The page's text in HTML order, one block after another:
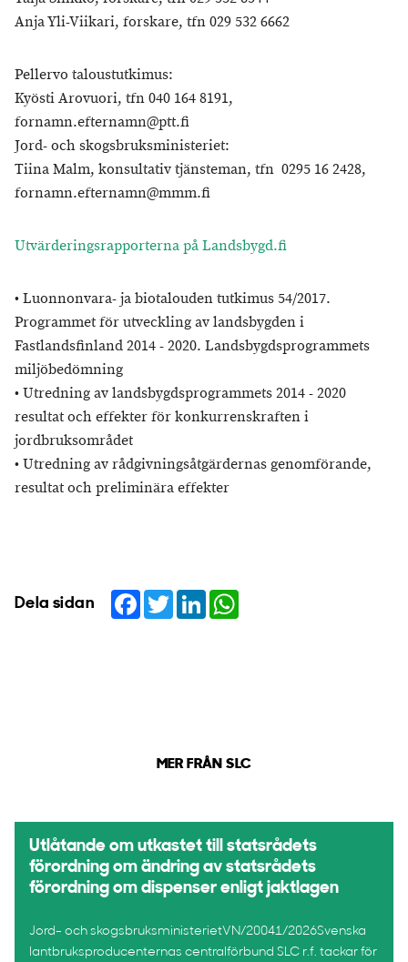
Anja Yli-Viikari, forskare, tfn 029 532 6662
Pellervo taloustutkimus:
Kyösti Arovuori, tfn 040 164 8191,
fornamn.efternamn@ptt.fi
Jord- och skogsbruksministeriet:
Tiina Malm, konsultativ tjänsteman, tfn 0295 16 2428,
fornamn.efternamn@mmm.fi
Utvärderingsrapporterna på Landsbygd.fi
• Luonnonvara- ja biotalouden tutkimus 54/2017.
Programmet för utveckling av landsbygden i
Fastlandsfinland 2014 - 2020. Landsbygdsprogrammets
miljöbedömning
• Utredning av landsbygdsprogrammets 2014 - 2020
resultat och effekter för konkurrenskraften i
jordbruksområdet
• Utredning av rådgivningsåtgärdernas genomförande,
resultat och preliminära effekter
Dela sidan Facebook
TwitterLinkedIn
MER FRÅN SLC
Utlåtande om utkastet till statsrådets
förordning om ändring av statsrådets
förordning om dispenser enligt jaktlagen
Jord- och skogsbruksministerietVN/20041/2026Svenska
lantbruksproducenternas centralförbund SLC r.f. tackar för